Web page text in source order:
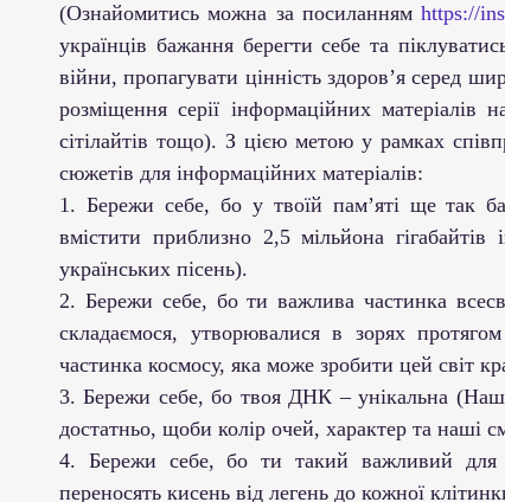
Академічна доброчесність Громадські ініціативи
(Ознайомитись можна за посиланням https://
українців бажання берегти себе та
війни, пропагувати цінність здоров’я серед
розміщення серії інформаційних матеріалів
сітілайтів тощо). З цією метою у рамках
сюжетів для інформаційних матеріалів:
1. Бережи себе, бо у твоїй пам’яті ще так
вмістити приблизно 2,5 мільйона
українських пісень).
2. Бережи себе, бо ти важлива частинка
складаємося, утворювалися в зорях
частинка космосу, яка може зробити цей світ
3. Бережи себе, бо твоя ДНК – унікальна
достатньо, щоби колір очей, характер та наші
4. Бережи себе, бо ти такий важливий для
переносять кисень від легень до кожної